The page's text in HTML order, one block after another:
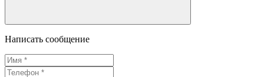
Написать сообщение